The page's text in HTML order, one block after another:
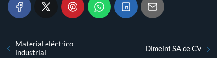
Material eléctrico
industrial
Dimeint SA de CV